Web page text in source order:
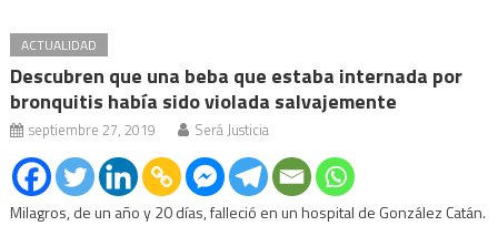
ACTUALIDAD
Descubren que una beba que estaba internada por
bronquitis había sido violada salvajemente
septiembre 27, 2019 Será Justicia
Milagros, de un año y 20 días, falleció en un hospital de González Catán.